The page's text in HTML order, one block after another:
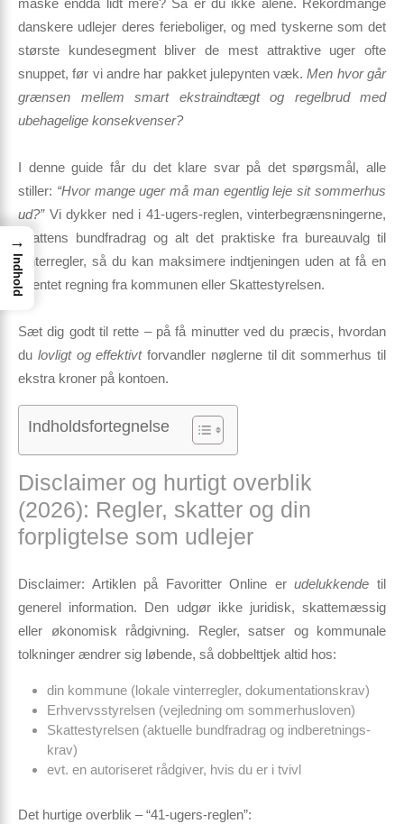
måske endda lidt mere? Så er du ikke alene. Rekordmange
danskere udlejer deres ferieboliger, og med tyskerne som det
største kundesegment bliver de mest attraktive uger ofte
snuppet, før vi andre har pakket julepynten væk.Men hvor går
grænsen mellem smart ekstraindtægt og regelbrud med
ubehagelige konsekvenser?
I denne guide får du det klare svar på det spørgsmål, alle
stiller: “Hvor mange uger må man egentlig leje sit sommerhus
ud?”Vi dykker ned i 41-ugers-reglen, vinterbegrænsningerne,
skattens bundfradrag og alt det praktiske fra bureauvalg til
vinterregler, så du kan maksimere indtjeningen uden at få en
uventet regning fra kommunen eller Skattestyrelsen.
Sæt dig godt til rette – på få minutter ved du præcis, hvordan
du lovligt og effektivtforvandler nøglerne til dit sommerhus til
ekstra kroner på kontoen.
Indholdsfortegnelse
Disclaimer og hurtigt overblik
(2026): Regler, skatter og din
forpligtelse som udlejer
Disclaimer: Artiklen på Favoritter Online erudelukkende til
generel information. Den udgør ikkejuridisk, skattemæssig
eller økonomisk rådgivning. Regler, satser og kommunale
tolkninger ændrer sig løbende, så dobbelttjek altid hos:
din kommune (lokale vinter­regler, dokumentationskrav)
Erhvervsstyrelsen (vejledning om sommerhusloven)
Skattestyrelsen (aktuelle bund­fradrag og indberetnings­
krav)
evt. en autoriseret rådgiver, hvis du er i tvivl
Det hurtige overblik – “41-ugers-reglen”:
→
Indhold